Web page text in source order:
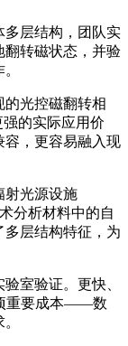
多层结构，团队实
翻转磁状态，并验
的光控磁翻转相
的实际应用价
容，更容易融入现
射光源设施
分析材料中的自
层结构特征，为
室验证。更快、
重要成本——数